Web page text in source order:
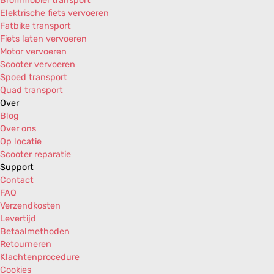
Piaggio Liberty PTT 125i AIR 4T 2V E3 '12-'13
Piaggio Liberty RST 125 AIR 4T 2V E2 '04-'07
Piaggio Liberty Sport 50 AIR 2T E2 '07-'08
Elektrische fiets vervoeren
Fatbike transport
Fiets laten vervoeren
Motor vervoeren
Scooter vervoeren
Spoed transport
Quad transport
Over
Blog
Over ons
Op locatie
Scooter reparatie
Support
Contact
FAQ
Verzendkosten
Levertijd
Betaalmethoden
Retourneren
Klachtenprocedure
Cookies